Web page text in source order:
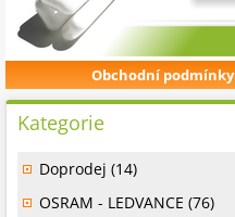
Obchodní podmínky
Kategorie
Doprodej (14)
OSRAM - LEDVANCE (76)